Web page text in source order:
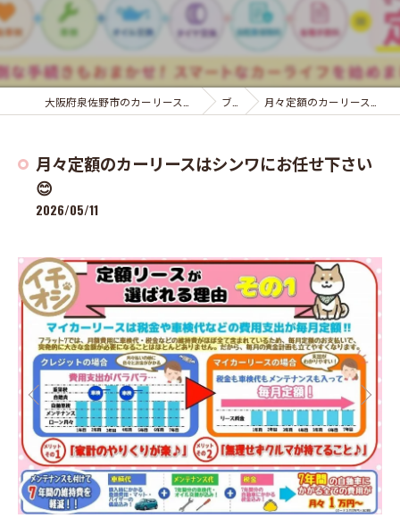
ブログ 月々定額のカーリースはシンワにお任せ下さい😊
月々定額のカーリースはシンワにお任せ下さい
😊
2026/05/11